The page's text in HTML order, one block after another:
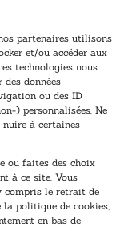
partenaires utilisons
et/ou accéder aux
technologies nous
données
ou des ID
) personnalisées. Ne
nuire à certaines
ou faites des choix
à ce site. Vous
compris le retrait de
la politique de cookies,
en bas de
recevez nos
!